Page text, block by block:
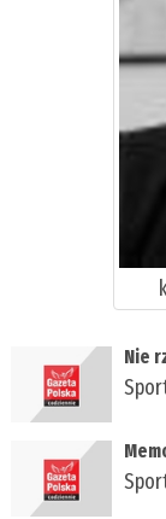
Nie